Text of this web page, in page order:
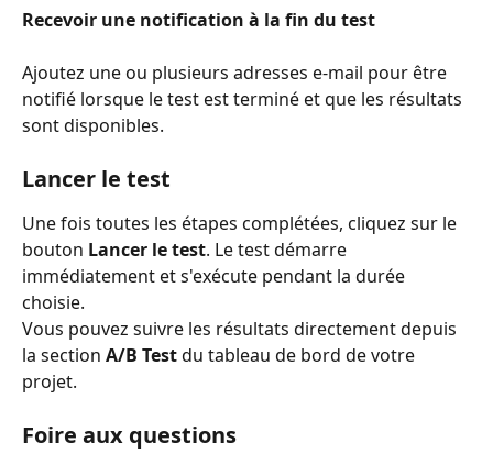
Recevoir une notification à la fin du test
Ajoutez une ou plusieurs adresses e-mail pour être
notifié lorsque le test est terminé et que les résultats
sont disponibles.
Lancer le test
Une fois toutes les étapes complétées, cliquez sur le
bouton Lancer le test. Le test démarre
immédiatement et s'exécute pendant la durée
choisie.
Vous pouvez suivre les résultats directement depuis
la section A/B Test du tableau de bord de votre
projet.
Foire aux questions